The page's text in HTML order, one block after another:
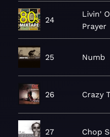
24
Livin'
Prayer
25 Numb
26 Crazy
27 Chop